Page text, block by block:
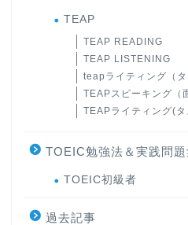
TEAP
TEAP READING
TEAP LISTENING
teapライティング（タ
TEAPスピーキング（
TEAPライティング(タ
TOEIC勉強法＆実践問題
TOEIC初級者
過去記事